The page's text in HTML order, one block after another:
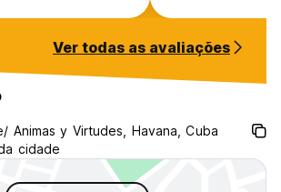
hostel pq achei
tomar café.
chuveiro
não é seguro, já
colchão tem
Ver todas as avaliações
Animas y Virtudes, Havana, Cuba
cidade